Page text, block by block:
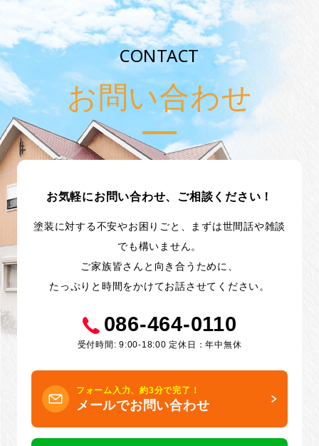
CONTACT
お問い合わせ
お気軽にお問い合わせ、ご相談ください！
塗装に対する不安やお困りごと、まずは世間話や雑談
でも構いません。
ご家族皆さんと向き合うために、
たっぷりと時間をかけてお話させてください。
086-464-0110
受付時間: 9:00-18:00 定休日：年中無休
フォーム入力、約3分で完了！
メールでお問い合わせ